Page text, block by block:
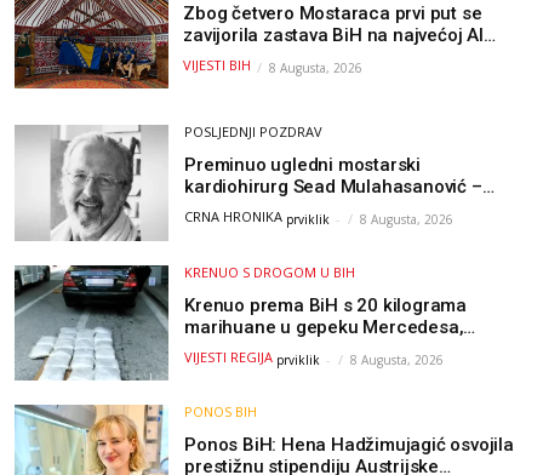
Zbog četvero Mostaraca prvi put se
zavijorila zastava BiH na najvećoj AI
olimpijadi, a sada je njihov mentor
postao član komiteta Međunarodne
VIJESTI BIH 8 Augusta, 2026
POSLJEDNJI POZDRAV
Preminuo ugledni mostarski
kardiohirurg Sead Mulahasanović –
kolege uputile emotivnu oproštajnu
CRNA HRONIKA prviklik - 8 Augusta, 2026
KRENUO S DROGOM U BIH
Krenuo prema BiH s 20 kilograma
marihuane u gepeku Mercedesa,
policija ga uhapsila na granici
VIJESTI REGIJA prviklik - 8 Augusta, 2026
PONOS BIH
Ponos BiH: Hena Hadžimujagić osvojila
prestižnu stipendiju Austrijske